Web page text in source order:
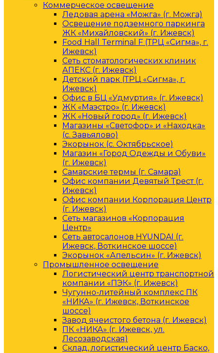
Коммерческое освещение
Ледовая арена «Можга» (г. Можга)
Освещение подземного паркинга
ЖК «Михайловский» (г. Ижевск)
Food Hall Terminal F (ТРЦ «Сигма», г.
Ижевск)
Сеть стоматологических клиник
АПЕКС (г. Ижевск)
Детский парк (ТРЦ «Сигма», г.
Ижевск)
Офис в БЦ «Удмуртия» (г. Ижевск)
ЖК «Маэстро» (г. Ижевск)
ЖК «Новый город» (г. Ижевск)
Магазины «Светофор» и «Находка»
(с. Завьялово)
Экорынок (с. Октябрьское)
Магазин «Город Одежды и Обуви»
(г. Ижевск)
Самарские термы (г. Самара)
Офис компании Девятый Трест (г.
Ижевск)
Офис компании Корпорация Центр
(г. Ижевск)
Сеть магазинов «Корпорация
Центр»
Сеть автосалонов HYUNDAI (г.
Ижевск, Воткинское шоссе)
Экорынок «Апельсин» (г. Ижевск)
Промышленное освещение
Логистический центр транспортной
компании «ПЭК» (г. Ижевск)
Чугунно-литейный комплекс ПК
«НИКА» (г. Ижевск, Воткинское
шоссе)
Завод ячеистого бетона (г. Ижевск)
ПК «НИКА» (г. Ижевск, ул.
Лесозаводская)
Склад, логистический центр Баско,